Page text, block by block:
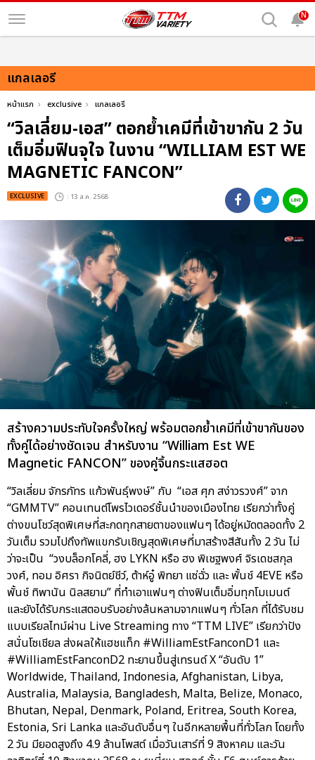
N
แกลเลอรี
หน้าแรก exclusive แกลเลอรี
“วิลเลี่ยม-เอส” ตอกย้ำเคมีที่เข้าขากัน 2 วัน
เต็มอิ่มฟินจุใจ ในงาน “WILLIAM EST WE
MAGNETIC FANCON”
EXCLUSIVE : 13 ส.ค. 2568
สร้างความประทับใจครั้งใหญ่ พร้อมตอกย้ำเคมีที่เข้าขากันของ
ทั้งคู่ได้อย่างชัดเจน สำหรับงาน “William Est WE
Magnetic FANCON” ของคู่จิ้นกระแสฮอต
“วิลเลี่ยม จักรภัทร แก้วพันธุ์พงษ์” กับ “เอส ศุภ สง่าวรวงศ์” จาก
“GMMTV” คอนเทนต์โพรไวเดอร์ชั้นนำของเมืองไทย เรียกว่าทั้งคู่
ต่างขนโชว์สุดพิเศษที่สะกดทุกสายตาของแฟนๆ ได้อยู่หมัดตลอดทั้ง 2
วันเต็ม รวมไปถึงทัพแขกรับเชิญสุดพิเศษที่มาสร้างสีสันทั้ง 2 วัน ไม่
ว่าจะเป็น “วงบล็อกโคลี่, ฮง LYKN หรือ ฮง พิเชฐพงศ์ จิรเดชสกุล
วงศ์, ทอม อิศรา กิจนิตย์ชีว์, ต้าห์อู๋ พิทยา แซ่ฉั่ว และ พั้นช์ 4EVE หรือ
พั้นช์ ทิพานัน นิลสยาม” ที่ทำเอาแฟนๆ ต่างฟินเต็มอิ่มทุกโมเมนต์
และยังได้รับกระแสตอบรับอย่างล้นหลามจากแฟนๆ ทั่วโลก ที่ได้รับชม
แบบเรียลไทม์ผ่าน Live Streaming ทาง “TTM LIVE” เรียกว่าปัง
สนั่นโซเชียล ส่งผลให้แฮชแท็ก #WilliamEstFanconD1 และ
#WilliamEstFanconD2 ทะยานขึ้นสู่เทรนด์ X “อันดับ 1”
Worldwide, Thailand, Indonesia, Afghanistan, Libya,
Australia, Malaysia, Bangladesh, Malta, Belize, Monaco,
Bhutan, Nepal, Denmark, Poland, Eritrea, South Korea,
Estonia, Sri Lanka และอันดับอื่นๆ ในอีกหลายพื้นที่ทั่วโลก โดยทั้ง
2 วัน มียอดสูงถึง 4.9 ล้านโพสต์ เมื่อวันเสาร์ที่ 9 สิงหาคม และวัน